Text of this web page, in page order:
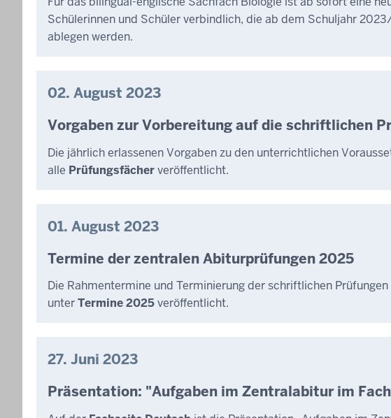
Schülerinnen und Schüler verbindlich, die ab dem Schuljahr
ablegen werden.
02. August 2023
Vorgaben zur Vorbereitung auf die schriftlichen
Die jährlich erlassenen Vorgaben zu den unterrichtlichen
alle Prüfungsfächerveröffentlicht.
01. August 2023
Termine der zentralen Abiturprüfungen 2025
Die Rahmentermine und Terminierung der schriftlichen
unterTermine 2025veröffentlicht.
27. Juni 2023
Präsentation: "Aufgaben im Zentralabitur im